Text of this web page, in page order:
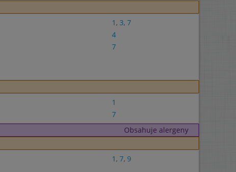
1 , 3, 7
4
7
1
7
Obsahuje alergeny
1 , 7, 9